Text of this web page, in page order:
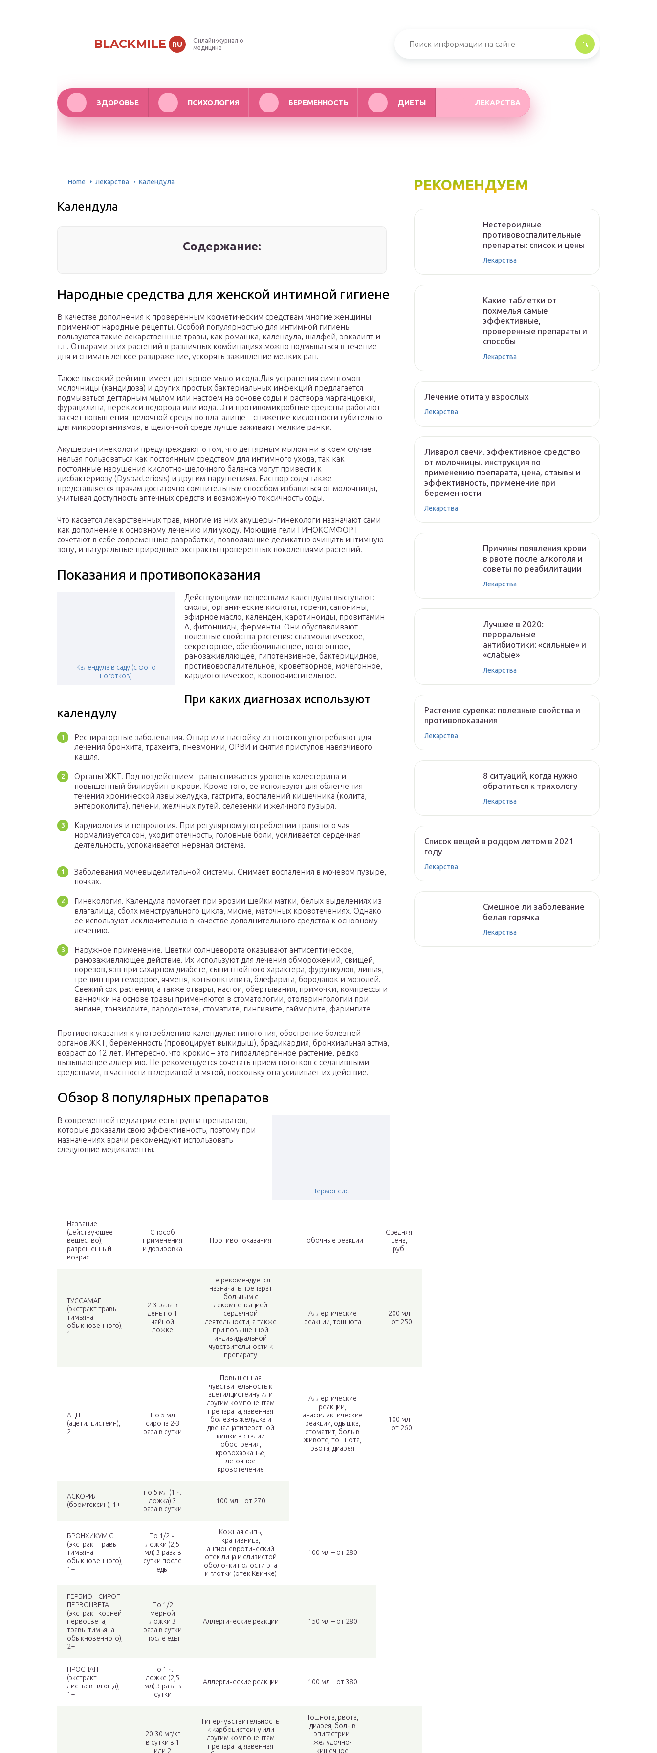
BLACKMILE RU
Онлайн-журнал о
медицине
ЗДОРОВЬЕ ПСИХОЛОГИЯ БЕРЕМЕННОСТЬ ДИЕТЫ ЛЕКАРСТВА
Home Лекарства Календула
Календула
Содержание:
Народные средства для женской интимной гигиене
В качестве дополнения к проверенным косметическим средствам многие женщины
применяют народные рецепты. Особой популярностью для интимной гигиены
пользуются такие лекарственные травы, как ромашка, календула, шалфей, эвкалипт и
т.п. Отварами этих растений в различных комбинациях можно подмываться в течение
дня и снимать легкое раздражение, ускорять заживление мелких ран.
Также высокий рейтинг имеет дегтярное мыло и сода.Для устранения симптомов
молочницы (кандидоза) и других простых бактериальных инфекций предлагается
подмываться дегтярным мылом или настоем на основе соды и раствора марганцовки,
фурацилина, перекиси водорода или йода. Эти противомикробные средства работают
за счет повышения щелочной среды во влагалище – снижение кислотности губительно
для микроорганизмов, в щелочной среде лучше заживают мелкие ранки.
Акушеры-гинекологи предупреждают о том, что дегтярным мылом ни в коем случае
нельзя пользоваться как постоянным средством для интимного ухода, так как
постоянные нарушения кислотно-щелочного баланса могут привести к
дисбактериозу (Dysbacteriosis) и другим нарушениям. Раствор соды также
представляется врачам достаточно сомнительным способом избавиться от молочницы,
учитывая доступность аптечных средств и возможную токсичность соды.
Что касается лекарственных трав, многие из них акушеры-гинекологи назначают сами
как дополнение к основному лечению или уходу. Моющие гели ГИНОКОМФОРТ
сочетают в себе современные разработки, позволяющие деликатно очищать интимную
зону, и натуральные природные экстракты проверенных поколениями растений.
Показания и противопоказания
Календула в саду (с фото
ноготков)
Действующими веществами календулы выступают:
смолы, органические кислоты, горечи, сапонины,
эфирное масло, календен, каротиноиды, провитамин
A, фитонциды, ферменты. Они обуславливают
полезные свойства растения: спазмолитическое,
секреторное, обезболивающее, потогонное,
ранозаживляющее, гипотензивное, бактерицидное,
противовоспалительное, кроветворное, мочегонное,
кардиотоническое, кровоочистительное.
При каких диагнозах используют
календулу
Респираторные заболевания. Отвар или настойку из ноготков употребляют для
лечения бронхита, трахеита, пневмонии, ОРВИ и снятия приступов навязчивого
кашля.
Органы ЖКТ. Под воздействием травы снижается уровень холестерина и
повышенный билирубин в крови. Кроме того, ее используют для облегчения
течения хронической язвы желудка, гастрита, воспалений кишечника (колита,
энтероколита), печени, желчных путей, селезенки и желчного пузыря.
Кардиология и неврология. При регулярном употреблении травяного чая
нормализуется сон, уходит отечность, головные боли, усиливается сердечная
деятельность, успокаивается нервная система.
Заболевания мочевыделительной системы. Снимает воспаления в мочевом пузыре,
почках.
Гинекология. Календула помогает при эрозии шейки матки, белых выделениях из
влагалища, сбоях менструального цикла, миоме, маточных кровотечениях. Однако
ее используют исключительно в качестве дополнительного средства к основному
лечению.
Наружное применение. Цветки солнцеворота оказывают антисептическое,
ранозаживляющее действие. Их используют для лечения обморожений, свищей,
порезов, язв при сахарном диабете, сыпи гнойного характера, фурункулов, лишая,
трещин при геморрое, ячменя, конъюнктивита, блефарита, бородавок и мозолей.
Свежий сок растения, а также отвары, настои, обертывания, примочки, компрессы и
ванночки на основе травы применяются в стоматологии, отоларингологии при
ангине, тонзиллите, пародонтозе, стоматите, гингивите, гайморите, фарингите.
Противопоказания к употреблению календулы: гипотония, обострение болезней
органов ЖКТ, беременность (провоцирует выкидыш), брадикардия, бронхиальная астма,
возраст до 12 лет. Интересно, что крокис – это гипоаллергенное растение, редко
вызывающее аллергию. Не рекомендуется сочетать прием ноготков с седативными
средствами, в частности валерианой и мятой, поскольку она усиливает их действие.
Обзор 8 популярных препаратов
Термопсис
В современной педиатрии есть группа препаратов,
которые доказали свою эффективность, поэтому при
назначениях врачи рекомендуют использовать
следующие медикаменты.
Название
(действующее
вещество),
разрешенный
возраст
Способ
применения
и дозировка
Противопоказания Побочные реакции
Средняя
цена,
руб.
ТУССАМАГ
(экстракт травы
тимьяна
обыкновенного),
1+
2-3 раза в
день по 1
чайной
ложке
Не рекомендуется
назначать препарат
больным с
декомпенсацией
сердечной
деятельности, а также
при повышенной
индивидуальной
чувствительности к
препарату
Аллергические
реакции, тошнота
200 мл
– от 250
АЦЦ
(ацетилцистеин),
2+
По 5 мл
сиропа 2-3
раза в сутки
Повышенная
чувствительность к
ацетилцистеину или
другим компонентам
препарата, язвенная
болезнь желудка и
двенадцатиперстной
кишки в стадии
обострения,
кровохарканье,
легочное
кровотечение
Аллергические
реакции,
анафилактические
реакции, одышка,
стоматит, боль в
животе, тошнота,
рвота, диарея
100 мл
– от 260
АСКОРИЛ
(бромгексин), 1+
по 5 мл (1 ч.
ложка) 3
раза в сутки
100 мл – от 270
БРОНХИКУМ С
(экстракт травы
тимьяна
обыкновенного),
1+
По 1/2 ч.
ложки (2,5
мл) 3 раза в
сутки после
еды
Кожная сыпь,
крапивница,
ангионевротический
отек лица и слизистой
оболочки полости рта
и глотки (отек Квинке)
100 мл – от 280
ГЕРБИОН СИРОП
ПЕРВОЦВЕТА
(экстракт корней
первоцвета,
травы тимьяна
обыкновенного),
2+
По 1/2
мерной
ложки 3
раза в сутки
после еды
Аллергические реакции 150 мл – от 280
ПРОСПАН
(экстракт
листьев плюща),
1+
По 1 ч.
ложке (2,5
мл) 3 раза в
сутки
Аллергические реакции 100 мл – от 380
20-30 мг/кг
в сутки в 1
или 2
Гиперчувствительность
к карбоцистеину или
другим компонентам
препарата, язвенная
Тошнота, рвота,
диарея, боль в
эпигастрии,
желудочно-
кишечное
РЕКОМЕНДУЕМ
Нестероидные
противовоспалительные
препараты: список и цены
Лекарства
Какие таблетки от
похмелья самые
эффективные,
проверенные препараты и
способы
Лекарства
Лечение отита у взрослых
Лекарства
Ливарол свечи. эффективное средство
от молочницы. инструкция по
применению препарата, цена, отзывы и
эффективность, применение при
беременности
Лекарства
Причины появления крови
в рвоте после алкоголя и
советы по реабилитации
Лекарства
Лучшее в 2020:
пероральные
антибиотики: «сильные» и
«слабые»
Лекарства
Растение сурепка: полезные свойства и
противопоказания
Лекарства
8 ситуаций, когда нужно
обратиться к трихологу
Лекарства
Список вещей в роддом летом в 2021
году
Лекарства
Смешное ли заболевание
белая горячка
Лекарства